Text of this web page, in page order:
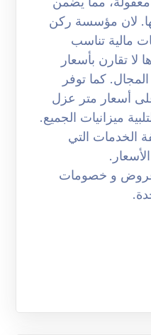
لان مؤسسة ركن
مالية تناسب
لا تقارن بأسعار
كما توفر
أسعار متر عزل
ميزانيات الجميع.
الخدمات التي
عروض و خصومات